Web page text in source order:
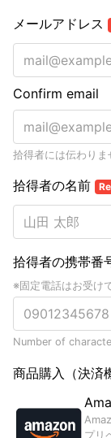
メールアドレス
Confirm email
拾得者には伝わりま
拾得者の名前
拾得者の携帯番
※固定電話はお受け
Number of
商品購入（決済
プリ